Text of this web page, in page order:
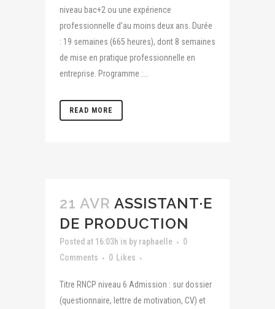
niveau bac+2 ou une expérience
professionnelle d’au moins deux ans. Durée
: 19 semaines (665 heures), dont 8 semaines
de mise en pratique professionnelle en
entreprise. Programme :...
READ MORE
21 AVR ASSISTANT·E
DE PRODUCTION
Posted at 16:03h in by raphaelle
0
Comments
0 Likes
Titre RNCP niveau 6 Admission : sur dossier
(questionnaire, lettre de motivation, CV) et